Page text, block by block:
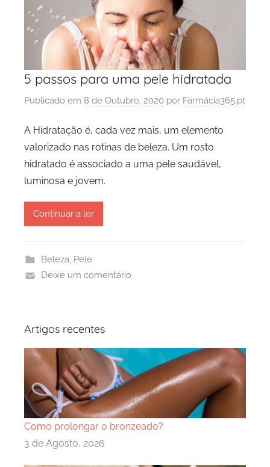
5 passos para uma pele hidratada
Publicado em 8 de Outubro, 2020 por Farmácia365.pt
A Hidratação é, cada vez mais, um elemento
valorizado nas rotinas de beleza. Um rosto
hidratado é associado a uma pele saudável,
luminosa e jovem.
Continuar a ler
Beleza, Pele
Deixe um comentário
Artigos recentes
Como prolongar o bronzeado?
3 de Agosto, 2026